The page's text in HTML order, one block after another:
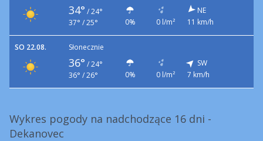
34° / 24°
37° / 25°
0% 0 l/m²
NE
11 km/h
SO 22.08. Słonecznie
36° / 24°
36° / 26°
0% 0 l/m²
SW
7 km/h
Wykres pogody na nadchodzące 16 dni -
Dekanovec